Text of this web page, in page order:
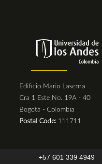
Edificio Mario Laserna
Cra 1 Este No. 19A - 40
Bogotá - Colombia
Postal Code: 111711
+57 601 339 4949